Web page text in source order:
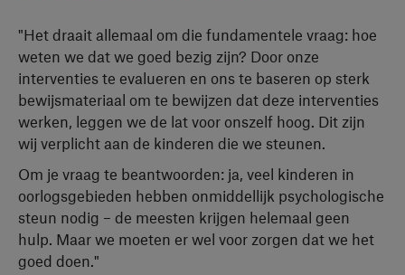
"Het draait allemaal om die fundamentele vraag: hoe
weten we dat we goed bezig zijn? Door onze
interventies te evalueren en ons te baseren op sterk
bewijsmateriaal om te bewijzen dat deze interventies
werken, leggen we de lat voor onszelf hoog. Dit zijn
wij verplicht aan de kinderen die we steunen.
Om je vraag te beantwoorden: ja, veel kinderen in
oorlogsgebieden hebben onmiddellijk psychologische
steun nodig – de meesten krijgen helemaal geen
hulp. Maar we moeten er wel voor zorgen dat we het
goed doen."